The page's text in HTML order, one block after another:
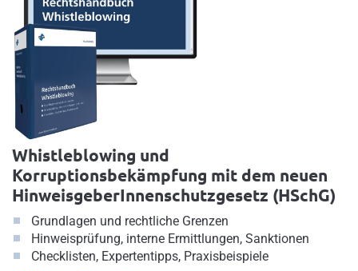
Whistleblowing und
Korruptionsbekämpfung mit dem neuen
HinweisgeberInnenschutzgesetz (HSchG)
Grundlagen und rechtliche Grenzen
Hinweisprüfung, interne Ermittlungen, Sanktionen
Checklisten, Expertentipps, Praxisbeispiele